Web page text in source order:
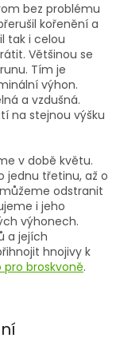
bez problému
kořenění a
tak i celou
Většinou se
Tím je
výhon.
a vzdušná.
na stejnou výšku
v době květu.
jednu třetinu, až o
odstranit
i jeho
výhonech.
a jejích
hnojivy k
pro broskvoně.